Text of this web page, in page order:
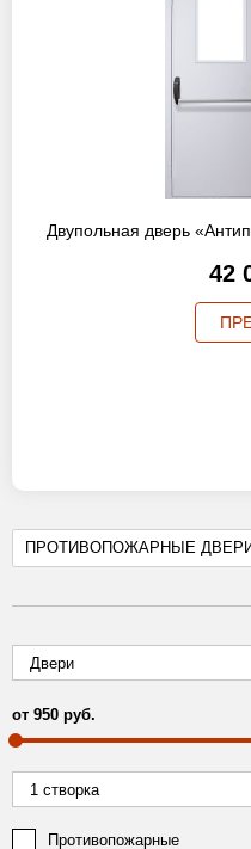
ПРОТИВОПОЖАРНЫЕ ДВЕРИ
от 950 руб.
Противопожарные
Двупольная дверь
42